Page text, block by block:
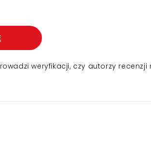
weryfikacji, czy autorzy recenzji